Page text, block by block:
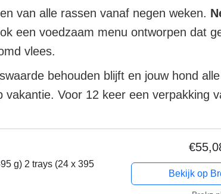
van alle rassen vanaf negen weken.
een voedzaam menu ontworpen dat
vlees.
behouden blijft en jouw hond
Voor 12 keer een verpakking
g) 2 trays (24 x 395
Bekijk op